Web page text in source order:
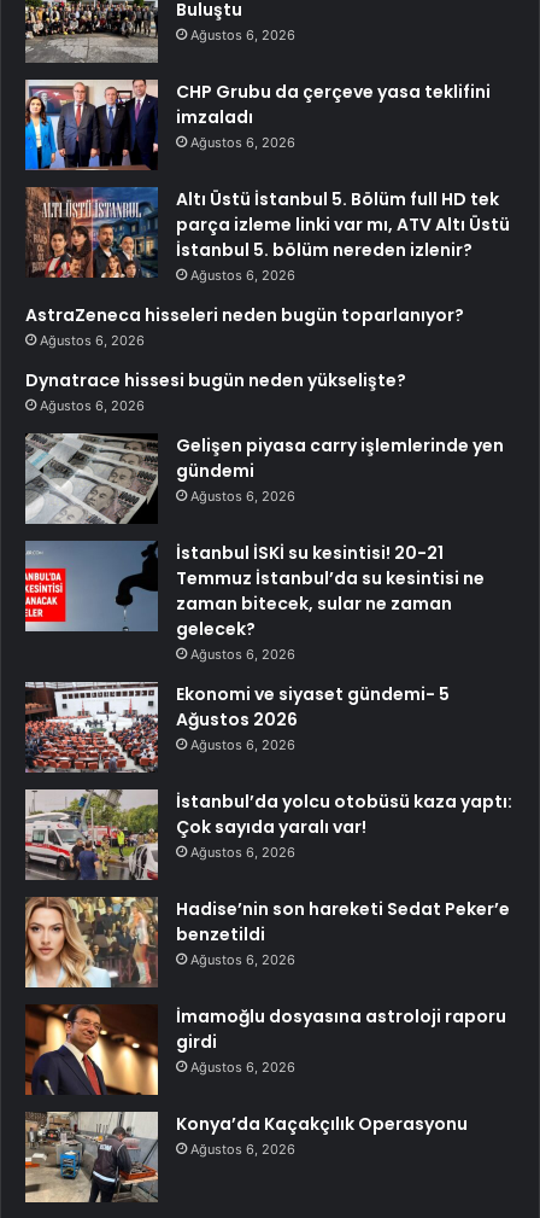
Buluştu
Ağustos 6, 2026
CHP Grubu da çerçeve yasa teklifini
imzaladı
Ağustos 6, 2026
Altı Üstü İstanbul 5. Bölüm full HD tek
parça izleme linki var mı, ATV Altı Üstü
İstanbul 5. bölüm nereden izlenir?
Ağustos 6, 2026
AstraZeneca hisseleri neden bugün toparlanıyor?
Ağustos 6, 2026
Dynatrace hissesi bugün neden yükselişte?
Ağustos 6, 2026
Gelişen piyasa carry işlemlerinde yen
gündemi
Ağustos 6, 2026
İstanbul İSKİ su kesintisi! 20-21
Temmuz İstanbul’da su kesintisi ne
zaman bitecek, sular ne zaman
gelecek?
Ağustos 6, 2026
Ekonomi ve siyaset gündemi- 5
Ağustos 2026
Ağustos 6, 2026
İstanbul’da yolcu otobüsü kaza yaptı:
Çok sayıda yaralı var!
Ağustos 6, 2026
Hadise’nin son hareketi Sedat Peker’e
benzetildi
Ağustos 6, 2026
İmamoğlu dosyasına astroloji raporu
girdi
Ağustos 6, 2026
Konya’da Kaçakçılık Operasyonu
Ağustos 6, 2026